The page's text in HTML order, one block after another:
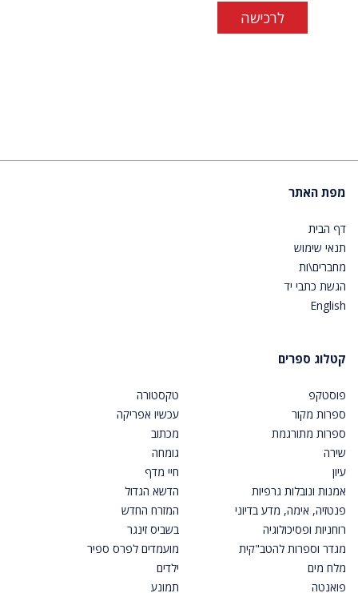
לרכישה
מפת האתר
דף הבית
תנאי שימוש
מחברים\ות
הגשת כתבי יד
English
קטלוג ספרים
פוסטקפ
ספרות מקור
ספרות מתורגמת
שירה
עיון
אמנות ונובלות גרפיות
פנטזיה, אימה, מדע בדיוני
רוחניות ופסיכולוגיה
מגדר וספרות להטב"קית
מלח מים
פואנטה
טקסטורה
עכשיו אפריקה
מכתוב
גומחה
חיי מדף
הדשא הגדול
המזרח החדש
בשביס זינגר
מועמדים לפרס ספיר
ילדים
תמונע